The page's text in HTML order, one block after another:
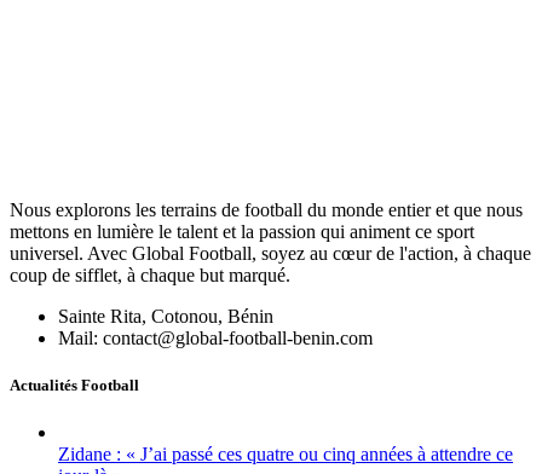
Nous explorons les terrains de football du monde entier et que nous
mettons en lumière le talent et la passion qui animent ce sport
universel. Avec Global Football, soyez au cœur de l'action, à chaque
coup de sifflet, à chaque but marqué.
Sainte Rita, Cotonou, Bénin
Mail: contact@global-football-benin.com
Actualités Football
Zidane : « J’ai passé ces quatre ou cinq années à attendre ce